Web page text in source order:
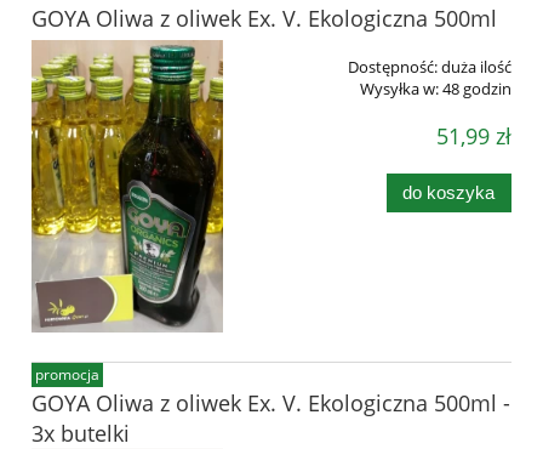
GOYA Oliwa z oliwek Ex. V. Ekologiczna 500ml
Dostępność:duża ilość
Wysyłka w:48 godzin
51,99 zł
do koszyka
GOYA Oliwa z oliwek Ex. V. Ekologiczna 500ml -
3x butelki
promocja